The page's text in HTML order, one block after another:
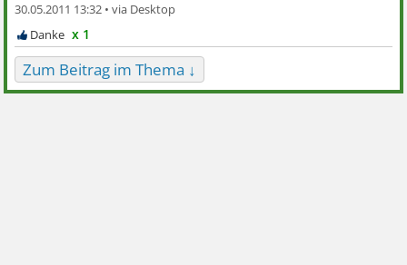
30.05.2011 13:32 •
x 1
Zum Beitrag im Thema ↓